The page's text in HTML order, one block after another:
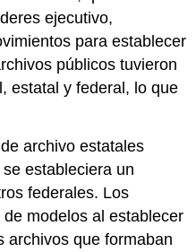
ejecutivo,
para establecer
públicos tuvieron
estatal y federal, lo que
archivo estatales
estableciera un
federales. Los
modelos al establecer
archivos que formaban